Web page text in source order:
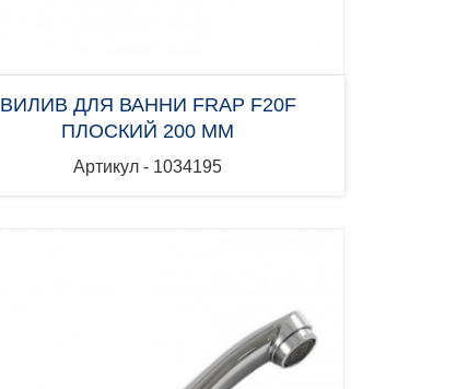
ВИЛИВ ДЛЯ ВАННИ FRAP F20F
ПЛОСКИЙ 200 ММ
Артикул - 1034195